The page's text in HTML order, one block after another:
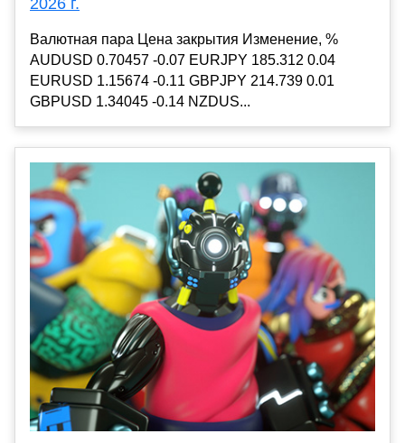
Валютная пара Цена закрытия Изменение, %
AUDUSD 0.70457 -0.07 EURJPY 185.312 0.04
EURUSD 1.15674 -0.11 GBPJPY 214.739 0.01
GBPUSD 1.34045 -0.14 NZDUS...